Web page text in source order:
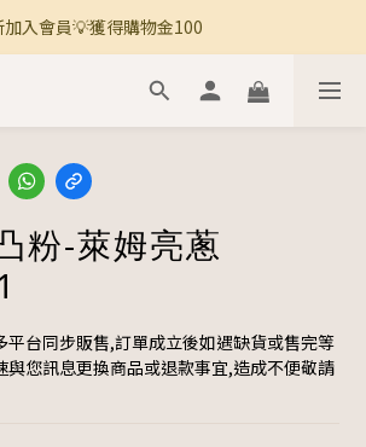
🚚 全館滿800免運 🚚
加入會員💡獲得購物金100
🚚 全館滿800免運 🚚
粉-萊姆亮蔥
平台同步販售,訂單成立後如遇缺貨或售完等
與您訊息更換商品或退款事宜,造成不便敬請